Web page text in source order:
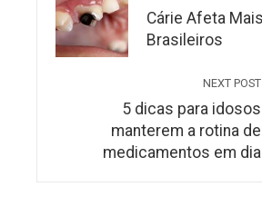
Cárie Afeta
Brasileiros
NEXT POST
5 dicas para idosos
manterem a rotina de
medicamentos em dia